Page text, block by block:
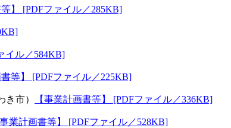
等】 [PDFファイル／285KB]
イル／584KB]
書等】 [PDFファイル／225KB]
市） 【事業計画書等】 [PDFファイル／336KB]
事業計画書等】 [PDFファイル／528KB]